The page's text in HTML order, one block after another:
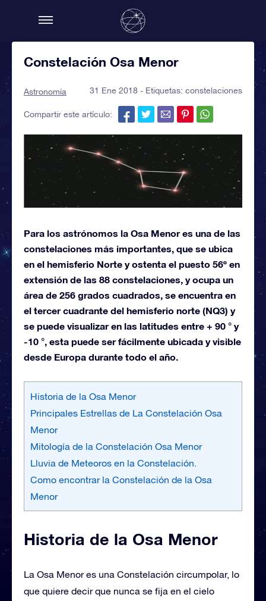
Constelación Osa Menor
Astronomía 31 Ene 2018 - Etiquetas: constelaciones
Compartir este artículo:
Para los astrónomos la Osa Menor es una de las
constelaciones más importantes, que se ubica
en el hemisferio Norte y ostenta el puesto 56º en
extensión de las 88 constelaciones, y ocupa un
área de 256 grados cuadrados, se encuentra en
el tercer cuadrante del hemisferio norte (NQ3) y
se puede visualizar en las latitudes entre + 90 ° y
-10 °, esta puede ser fácilmente ubicada y visible
desde Europa durante todo el año.
Historia de la Osa Menor
Principales Estrellas de La Constelación Osa
Menor
Mitología de la Constelación Osa Menor
Lluvia de Meteoros en la Constelación.
Como encontrar la Constelación de la Osa
Menor
Historia de la Osa Menor
La Osa Menor es una Constelación circumpolar, lo
que quiere decir que nunca se fija en el cielo